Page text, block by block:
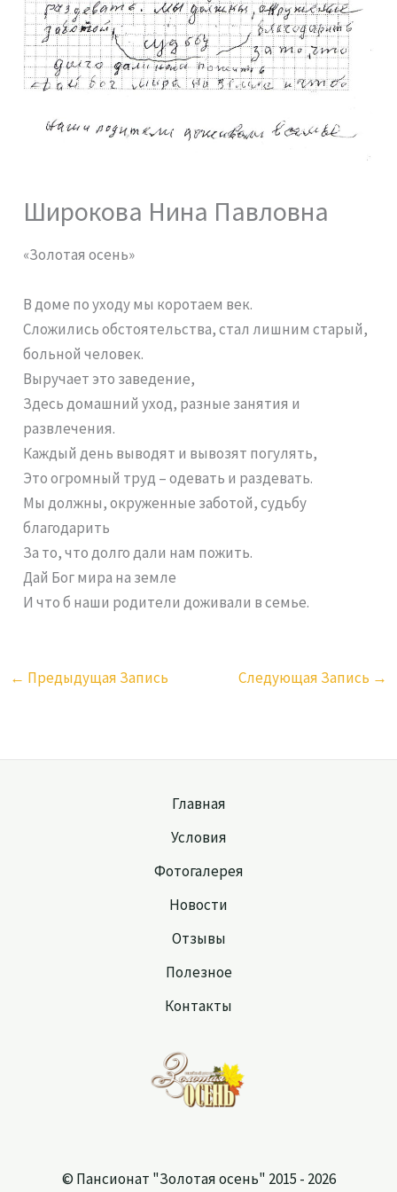
Широкова Нина Павловна
«Золотая осень»
В доме по уходу мы коротаем век.
Сложились обстоятельства, стал лишним старый,
больной человек.
Выручает это заведение,
Здесь домашний уход, разные занятия и
развлечения.
Каждый день выводят и вывозят погулять,
Это огромный труд – одевать и раздевать.
Мы должны, окруженные заботой, судьбу
благодарить
За то, что долго дали нам пожить.
Дай Бог мира на земле
И что б наши родители доживали в семье.
← Предыдущая Запись Следующая Запись →
Главная
Условия
Фотогалерея
Новости
Отзывы
Полезное
Контакты
© Пансионат "Золотая осень" 2015 - 2026